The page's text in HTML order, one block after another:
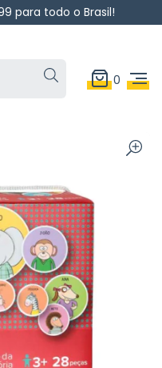
para todo o Brasil!
0